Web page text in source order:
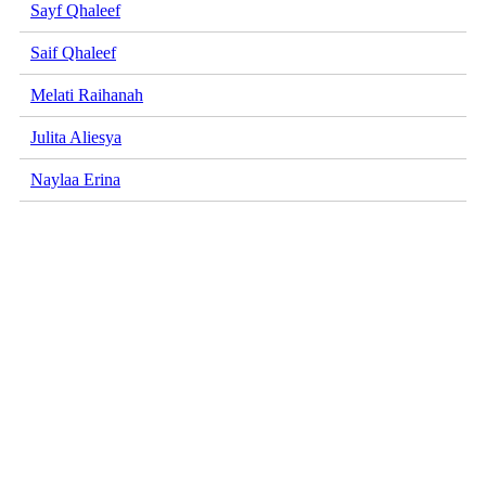
Sayf Qhaleef
Saif Qhaleef
Melati Raihanah
Julita Aliesya
Naylaa Erina